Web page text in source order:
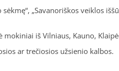
„Savanoriškos veiklos
iš Vilniaus, Kauno,
ar trečiosios užsienio kalbos.